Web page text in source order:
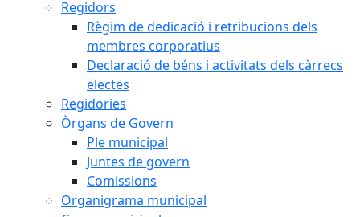
Regidors
Règim de dedicació i retribucions dels
membres corporatius
Declaració de béns i activitats dels càrrecs
electes
Regidories
Òrgans de Govern
Ple municipal
Juntes de govern
Comissions
Organigrama municipal